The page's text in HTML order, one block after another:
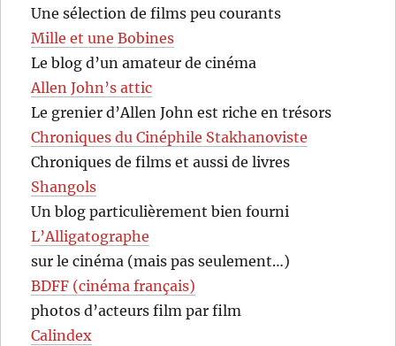
Une sélection de films peu courants
Mille et une Bobines
Le blog d’un amateur de cinéma
Allen John’s attic
Le grenier d’Allen John est riche en trésors
Chroniques du Cinéphile Stakhanoviste
Chroniques de films et aussi de livres
Shangols
Un blog particulièrement bien fourni
L’Alligatographe
sur le cinéma (mais pas seulement…)
BDFF (cinéma français)
photos d’acteurs film par film
Calindex